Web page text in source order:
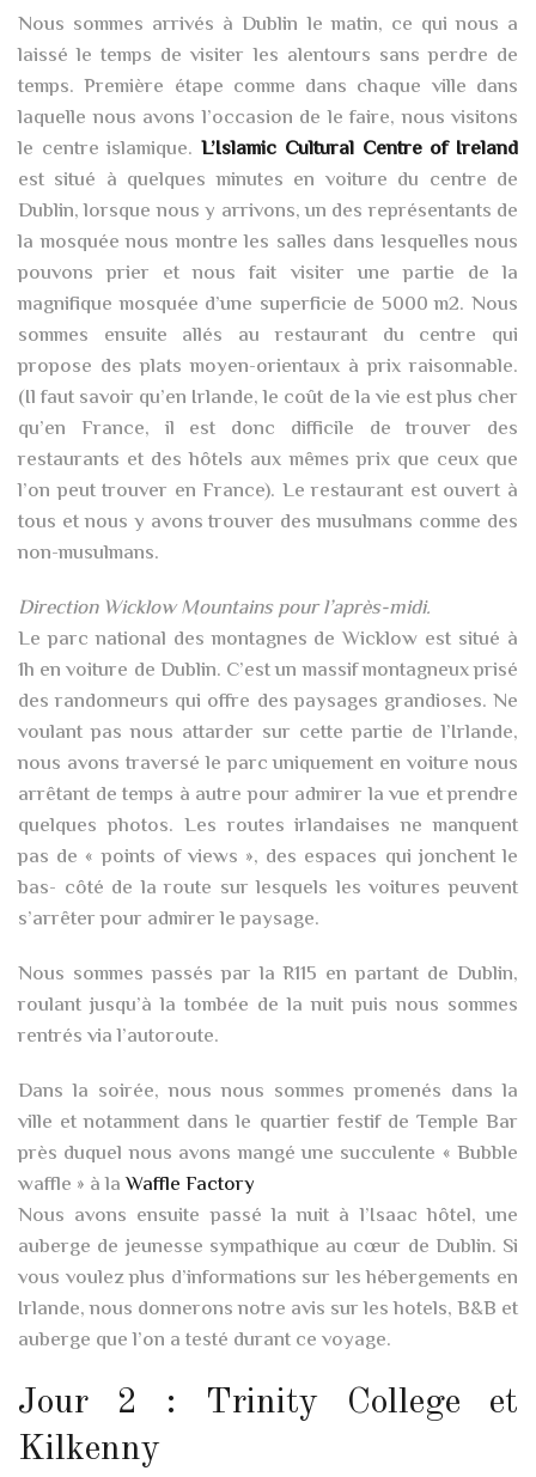
Nous sommes arrivés à Dublin le matin, ce qui nous a
laissé le temps de visiter les alentours sans perdre de
temps. Première étape comme dans chaque ville dans
laquelle nous avons l’occasion de le faire, nous visitons
le centre islamique.L’Islamic Cultural Centre of Ireland
est situé à quelques minutes en voiture du centre de
Dublin, lorsque nous y arrivons, un des représentants de
la mosquée nous montre les salles dans lesquelles nous
pouvons prier et nous fait visiter une partie de la
magnifique mosquée d’une superficie de 5000 m2. Nous
sommes ensuite allés au restaurant du centre qui
propose des plats moyen-orientaux à prix raisonnable.
(Il faut savoir qu’en Irlande, le coût de la vie est plus cher
qu’en France, il est donc difficile de trouver des
restaurants et des hôtels aux mêmes prix que ceux que
l’on peut trouver en France). Le restaurant est ouvert à
tous et nous y avons trouver des musulmans comme des
non-musulmans.
Direction Wicklow Mountains pour l’après-midi.
Le parc national des montagnes de Wicklow est situé à
1h en voiture de Dublin. C’est un massif montagneux prisé
des randonneurs qui offre des paysages grandioses. Ne
voulant pas nous attarder sur cette partie de l’Irlande,
nous avons traversé le parc uniquement en voiture nous
arrêtant de temps à autre pour admirer la vue et prendre
quelques photos. Les routes irlandaises ne manquent
pas de « points of views », des espaces qui jonchent le
bas- côté de la route sur lesquels les voitures peuvent
s’arrêter pour admirer le paysage.
Nous sommes passés par la R115 en partant de Dublin,
roulant jusqu’à la tombée de la nuit puis nous sommes
rentrés via l’autoroute.
Dans la soirée, nous nous sommes promenés dans la
ville et notamment dans le quartier festif de Temple Bar
près duquel nous avons mangé une succulente « Bubble
waffle » à laWaffle Factory
Nous avons ensuite passé la nuit à l’Isaac hôtel, une
auberge de jeunesse sympathique au cœur de Dublin. Si
vous voulez plus d’informations sur les hébergements en
Irlande, nous donnerons notre avis sur les hotels, B&B et
auberge que l’on a testé durant ce voyage.
Jour 2 : Trinity College et
Kilkenny